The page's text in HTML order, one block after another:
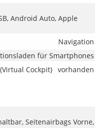
Android Auto, Apple
Navigation
für Smartphones
Cockpit) vorhanden
Seitenairbags Vorne,